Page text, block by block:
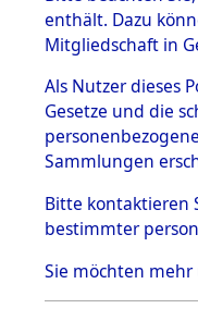
1.
mente
5. Verschiedenes
5.3
Todesmärsche
5.3.1
zu
Todesmärsch
en
5.3.2
enthält. Dazu
Mitgliedschaft in
Als Nutzer dieses
Gesetze und die
Sammlungen
Bitte kontaktieren
bestimmter
Sie möchten